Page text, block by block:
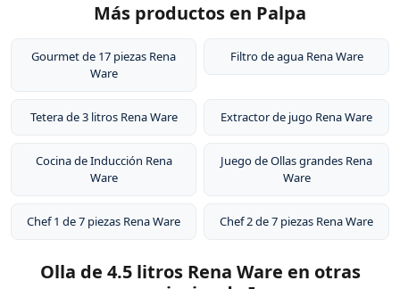
Más productos en Palpa
Gourmet de 17 piezas Rena
Ware
Filtro de agua Rena Ware
Tetera de 3 litros Rena Ware Extractor de jugo Rena Ware
Cocina de Inducción Rena
Ware
Juego de Ollas grandes Rena
Ware
Chef 1 de 7 piezas Rena Ware Chef 2 de 7 piezas Rena Ware
Olla de 4.5 litros Rena Ware en otras